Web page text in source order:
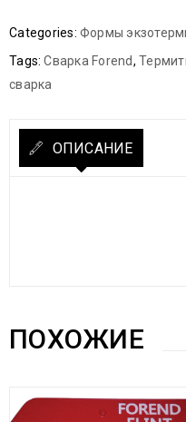
Categories: Формы
Tags: Сварка Forend,
сварка
ОПИСАНИЕ
ПОХОЖИЕ